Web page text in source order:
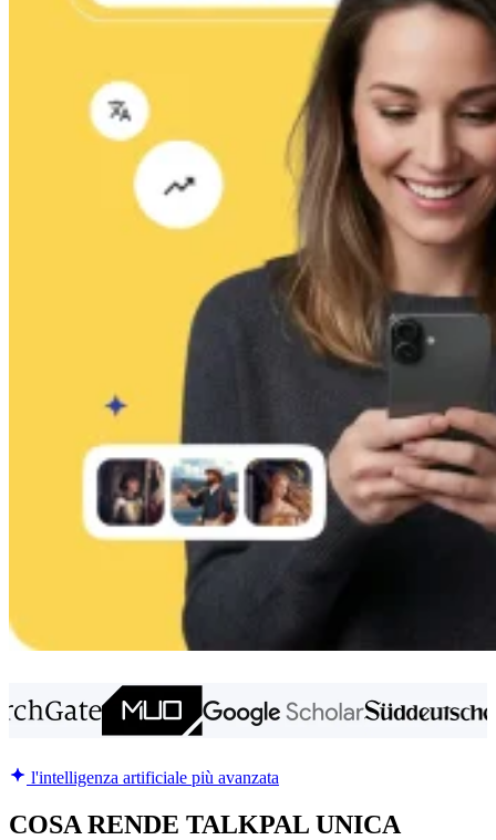
l'intelligenza artificiale più avanzata
COSA RENDE TALKPAL UNICA